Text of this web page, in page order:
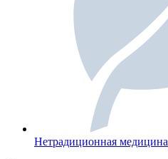
Нетрадиционная медицина